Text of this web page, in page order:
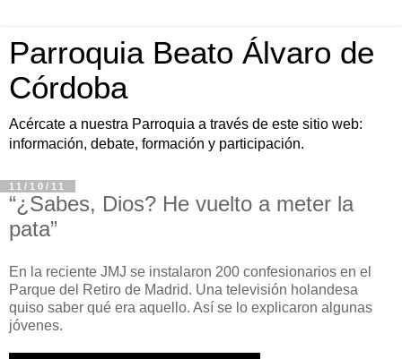
Parroquia Beato Álvaro de
Córdoba
Acércate a nuestra Parroquia a través de este sitio web:
información, debate, formación y participación.
11/10/11
“¿Sabes, Dios? He vuelto a meter la
pata”
En la reciente JMJ se instalaron 200 confesionarios en el
Parque del Retiro de Madrid. Una televisión holandesa
quiso saber qué era aquello. Así se lo explicaron algunas
jóvenes.